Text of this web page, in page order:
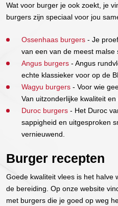
Wat voor burger je ook zoekt, je
burgers zijn speciaal voor jou
Ossenhaas burgers - Je
van een van de meest malse
Angus burgers - Angus
echte klassieker voor op de
Wagyu burgers - Voor wie
Van uitzonderlijke kwaliteit
Duroc burgers - Het Duroc
sappigheid en uitgesproken
vernieuwend.
Burger recepten
Goede kwaliteit vlees is het halve
de bereiding. Op onze website
met burgers die je goed op weg